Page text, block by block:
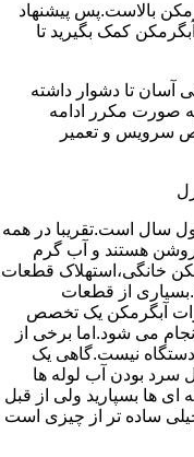
بالاست.پس پیشنهاد
کمک بگیرید تا
آسان تا دشوار داشته
صورت مکرر ادامه
سرویس و تعمیر
سال است.تقریبا در همه
هستند و آب گرم
خانگی،استهلاک قطعات
از قطعات
آبگرمکن یک تخصص
می شود.اما برخی از
نیست.گاهی یک
سرد بودن آب لوله ها
ای ها بسپارید ولی از قبل
ساده تر از چیزی است